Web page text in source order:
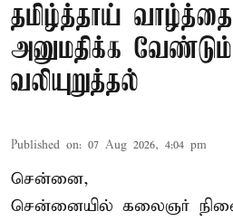
தமிழ்த்தாய்
அனுமதிக்க
வலியுறுத்தல்
Published on: 07 Aug 2026, 4:04 pm
சென்னை,
சென்னையில் கலைஞர்